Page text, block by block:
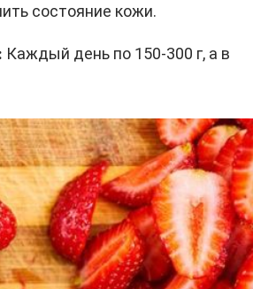
состояние кожи.
Каждый день по 150-300 г, а в